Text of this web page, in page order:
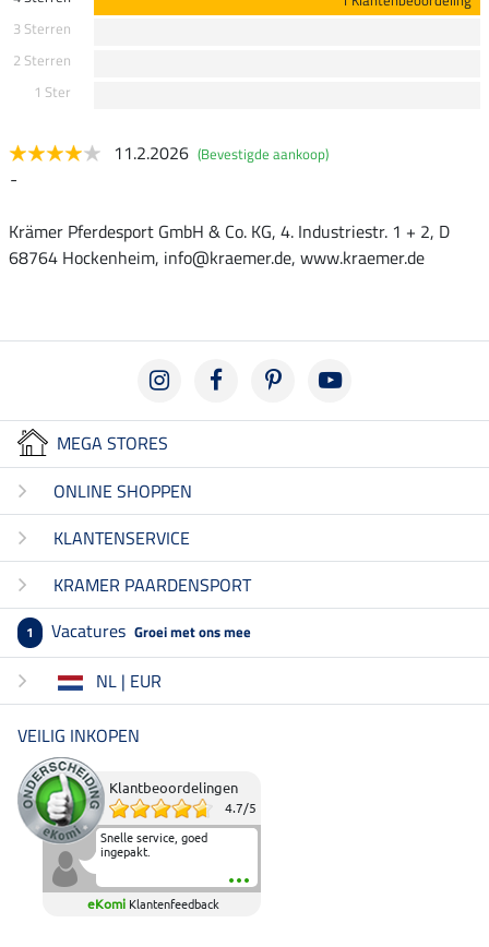
3 Sterren
2 Sterren
1 Ster
11.2.2026 (Bevestigde aankoop)
-
Krämer Pferdesport GmbH & Co. KG, 4. Industriestr. 1 + 2, D
68764 Hockenheim, info@kraemer.de, www.kraemer.de
MEGA STORES
ONLINE SHOPPEN
KLANTENSERVICE
KRAMER PAARDENSPORT
1 Vacatures Groei met ons mee
NL | EUR
VEILIG INKOPEN
Klantbeoordelingen
4.7/5
Snelle service, goed
ingepakt.
eKomi Klantenfeedback